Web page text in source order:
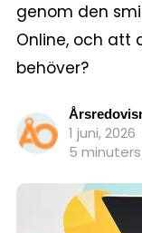
genom den
Online, och att
behöver?
1 juni, 2026
5